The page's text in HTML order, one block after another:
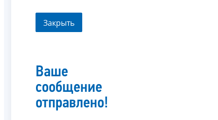
Закрыть
Ваше
сообщение
отправлено!